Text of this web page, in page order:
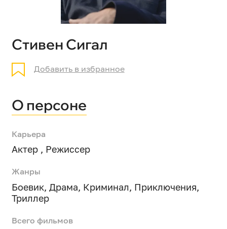
Стивен Сигал
Добавить в избранное
О персоне
Карьера
Актер , Режиссер
Жанры
Боевик, Драма, Криминал, Приключения,
Триллер
Всего фильмов